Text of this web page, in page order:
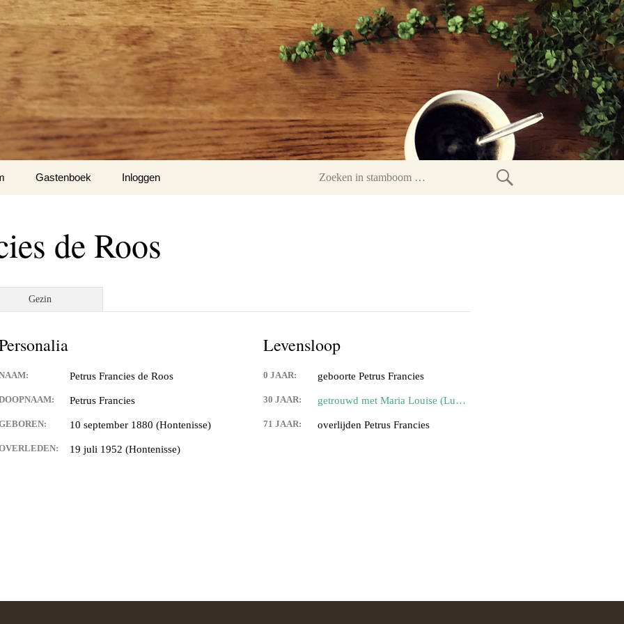
1
Gastenboek
Inloggen
Zoeken
de Roos
Gezin
Petrus Francies de Roos
Petrus Francies
10 september 1880 (Hontenisse)
19 juli 1952 (Hontenisse)
Levensloop
0 JAAR: geboorte Petrus Francies
30 JAAR: getrouwd met Maria Louise (Ludovica) Hiel
71 JAAR: overlijden Petrus Francies